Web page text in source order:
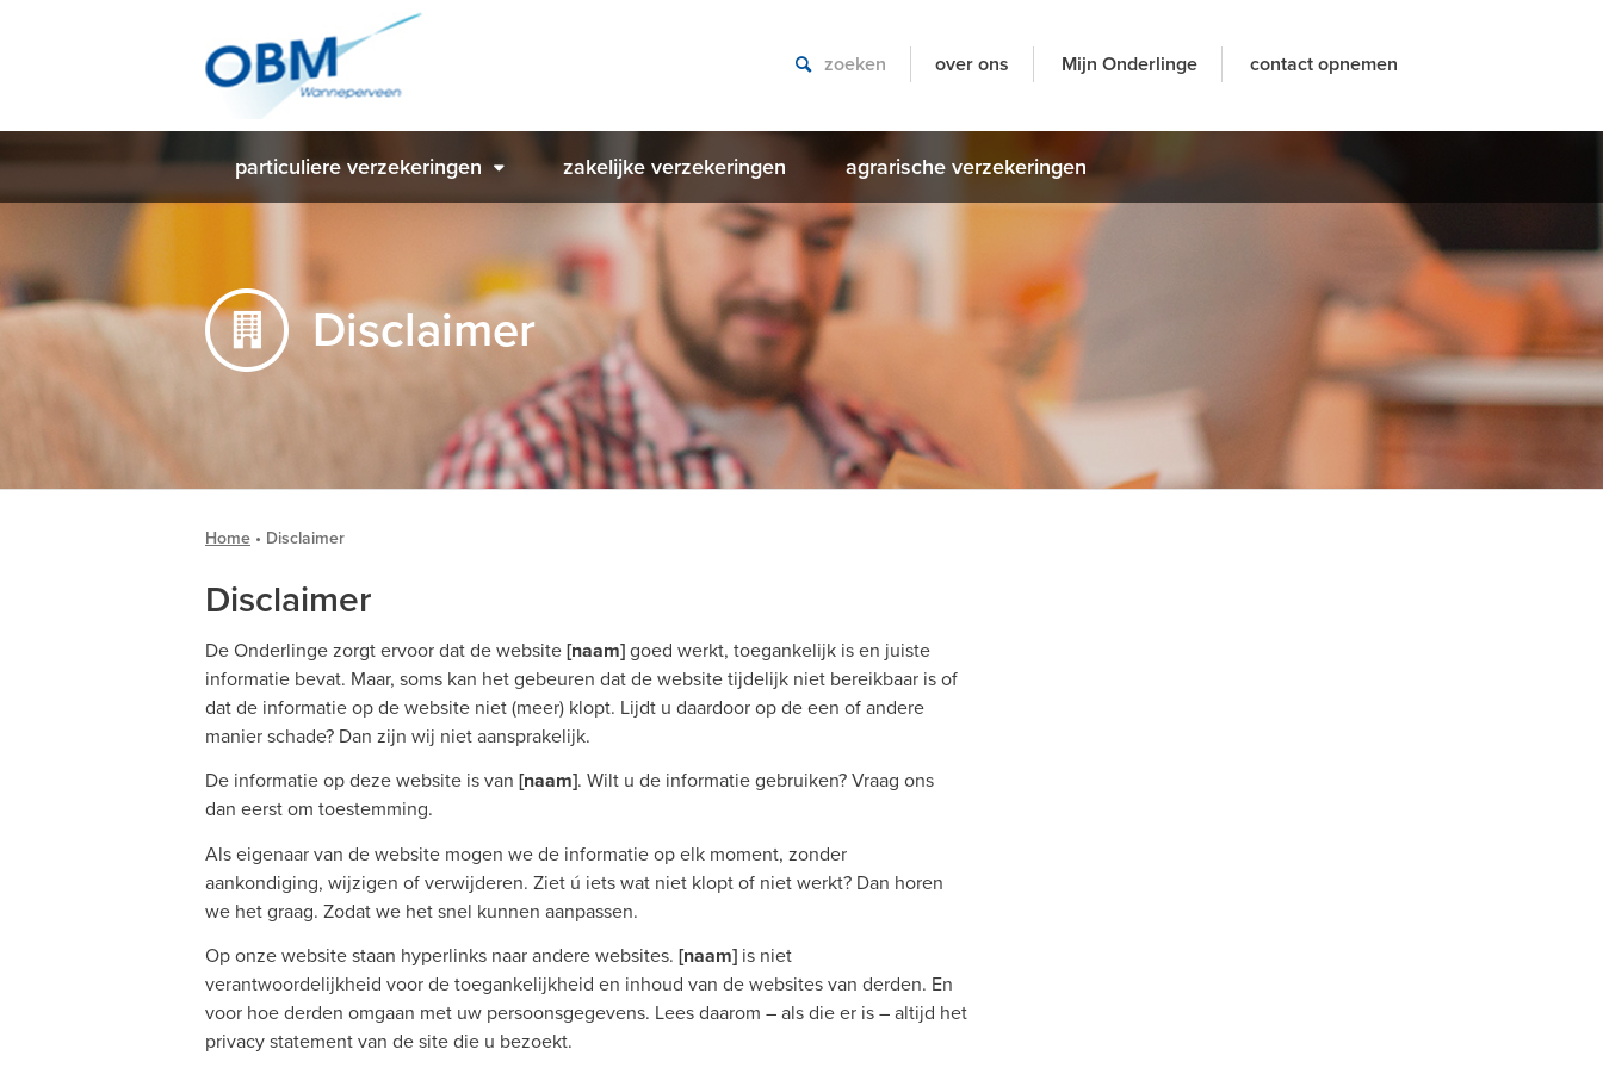
over ons Mijn Onderlinge contact opnemen
particuliere verzekeringen zakelijke verzekeringen agrarische verzekeringen
Disclaimer
Home • Disclaimer
Disclaimer
De Onderlinge zorgt ervoor dat de website [naam] goed werkt, toegankelijk is en juiste
informatie bevat. Maar, soms kan het gebeuren dat de website tijdelijk niet bereikbaar is of
dat de informatie op de website niet (meer) klopt. Lijdt u daardoor op de een of andere
manier schade? Dan zijn wij niet aansprakelijk.
De informatie op deze website is van [naam]. Wilt u de informatie gebruiken? Vraag ons
dan eerst om toestemming.
Als eigenaar van de website mogen we de informatie op elk moment, zonder
aankondiging, wijzigen of verwijderen. Ziet ú iets wat niet klopt of niet werkt? Dan horen
we het graag. Zodat we het snel kunnen aanpassen.
Op onze website staan hyperlinks naar andere websites. [naam] is niet
verantwoordelijkheid voor de toegankelijkheid en inhoud van de websites van derden. En
voor hoe derden omgaan met uw persoonsgegevens. Lees daarom – als die er is – altijd het
privacy statement van de site die u bezoekt.